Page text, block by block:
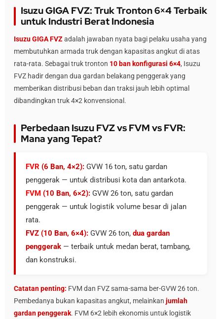
Isuzu GIGA FVZ: Truk Tronton 6×4 Terbaik
untuk Industri Berat Indonesia
Isuzu GIGA FVZ adalah jawaban nyata bagi pelaku usaha yang
membutuhkan armada truk dengan kapasitas angkut di atas
rata-rata. Sebagai truk tronton 10 ban konfigurasi 6×4, Isuzu
FVZ hadir dengan dua gardan belakang penggerak yang
memberikan distribusi beban dan traksi jauh lebih optimal
dibandingkan truk 4×2 konvensional.
Perbedaan Isuzu FVZ vs FVM vs FVR:
Mana yang Tepat?
FVR (6 Ban, 4×2): GVW 16 ton, satu gardan
penggerak — untuk distribusi kota dan antarkota.
FVM (10 Ban, 6×2): GVW 26 ton, satu gardan
penggerak — untuk logistik volume besar di jalan
rata.
FVZ (10 Ban, 6×4): GVW 26 ton, dua gardan
penggerak — terbaik untuk medan berat, tambang,
dan konstruksi.
Catatan penting: FVM dan FVZ sama-sama ber-GVW 26 ton.
Pembedanya bukan kapasitas angkut, melainkan jumlah
gardan penggerak. FVM 6×2 lebih ekonomis untuk logistik